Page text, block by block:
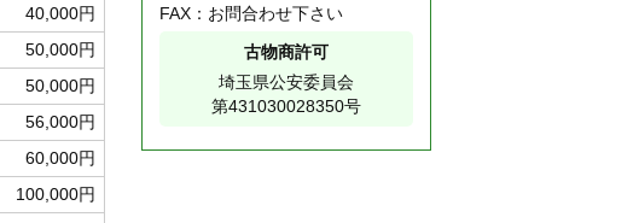
40,000円
50,000円
50,000円
56,000円
60,000円
100,000円
FAX：お問合わせ下さい
古物商許可
埼玉県公安委員会
第431030028350号